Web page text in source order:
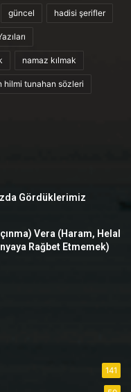
güncel hadisi şerifler
namaz kılmak
hilmi tunahan sözleri
Gördüklerimiz
Vera (Haram, Helal
Rağbet Etmemek)
141